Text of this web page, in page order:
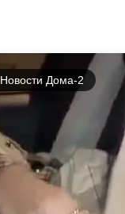
Новости Дома-2